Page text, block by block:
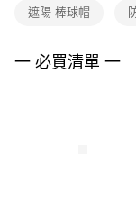
３．未成年的使用者
４．使用「AFTEE先享
遮陽 棒球帽
一 必買清單 一